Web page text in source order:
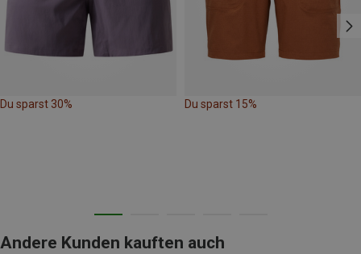
Du sparst 30% Du sparst 15%
Andere Kunden kauften auch